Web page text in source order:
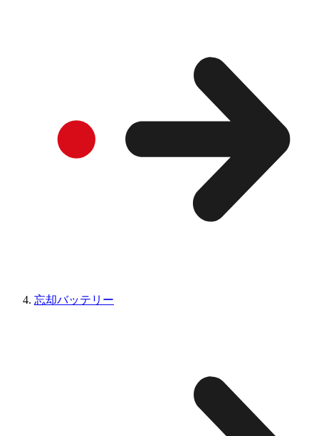
忘却バッテリー